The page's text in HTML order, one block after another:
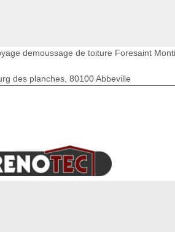
demoussage de toiture Foresaint
des planches, 80100 Abbeville